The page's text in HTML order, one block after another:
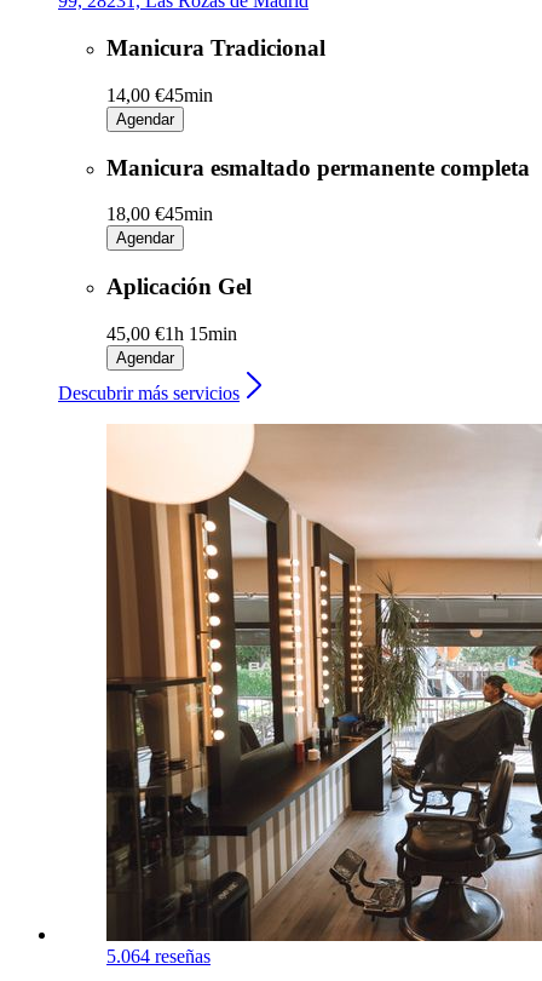
Manicura Tradicional
14,00 €45min
Agendar
Manicura esmaltado permanente completa
18,00 €45min
Agendar
Aplicación Gel
45,00 €1h 15min
Agendar
Descubrir más servicios
5.064 reseñas